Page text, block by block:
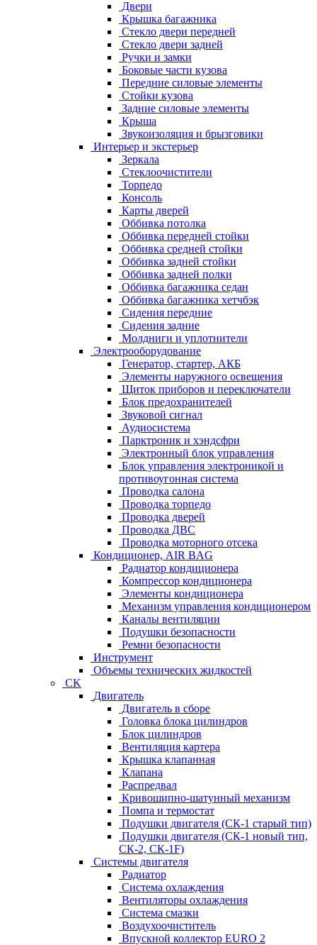
Двери
Крышка багажника
Стекло двери передней
Стекло двери задней
Ручки и замки
Боковые части кузова
Передние силовые элементы
Стойки кузова
Задние силовые элементы
Крыша
Звукоизоляция и брызговики
Интерьер и экстерьер
Зеркала
Стеклоочистители
Торпедо
Консоль
Карты дверей
Оббивка потолка
Оббивка передней стойки
Оббивка средней стойки
Оббивка задней стойки
Оббивка задней полки
Оббивка багажника седан
Оббивка багажника хетчбэк
Сидения передние
Сидения задние
Молдниги и уплотнители
Электрооборудование
Генератор, стартер, АКБ
Элементы наружного освещения
Щиток приборов и переключатели
Блок предохранителей
Звуковой сигнал
Аудиосистема
Парктроник и хэндсфри
Электронный блок управления
Блок управления электроникой и
противоугонная система
Проводка салона
Проводка торпедо
Проводка дверей
Проводка ДВС
Проводка моторного отсека
Кондиционер, AIR BAG
Радиатор кондиционера
Компрессор кондиционера
Элементы кондиционера
Механизм управления кондиционером
Каналы вентиляции
Подушки безопасности
Ремни безопасности
Инструмент
Объемы технических жидкостей
CK
Двигатель
Двигатель в сборе
Головка блока цилиндров
Блок цилиндров
Вентиляция картера
Крышка клапанная
Клапана
Распредвал
Кривошипно-шатунный механизм
Помпа и термостат
Подушки двигателя (СК-1 старый тип)
Подушки двигателя (СК-1 новый тип,
СК-2, СК-1F)
Системы двигателя
Радиатор
Система охлаждения
Вентиляторы охлаждения
Система смазки
Воздухоочиститель
Впускной коллектор EURO 2